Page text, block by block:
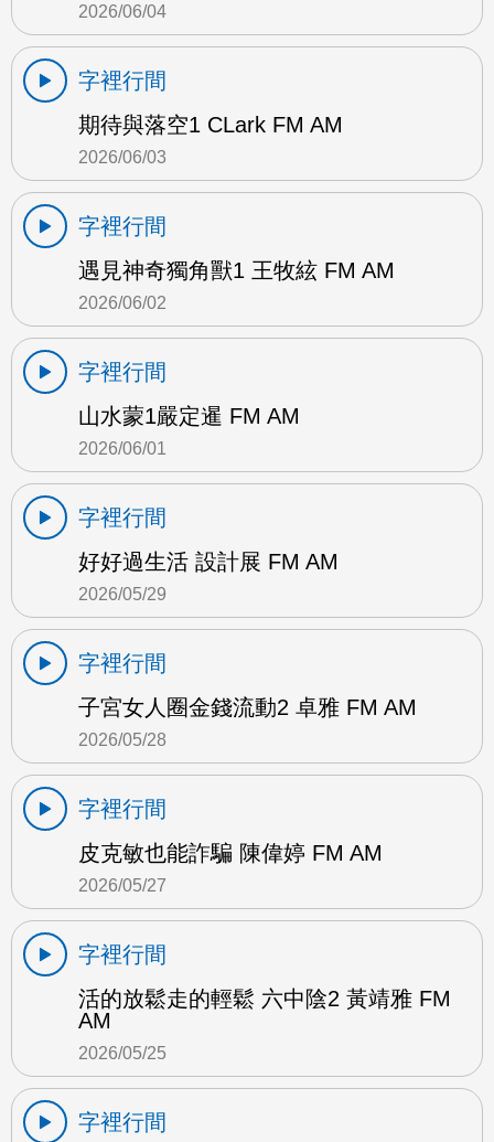
2026/06/04
字裡行間
期待與落空1 CLark FM AM
2026/06/03
字裡行間
遇見神奇獨角獸1 王牧絃 FM AM
2026/06/02
字裡行間
山水蒙1嚴定暹 FM AM
2026/06/01
字裡行間
好好過生活 設計展 FM AM
2026/05/29
字裡行間
子宮女人圈金錢流動2 卓雅 FM AM
2026/05/28
字裡行間
皮克敏也能詐騙 陳偉婷 FM AM
2026/05/27
字裡行間
活的放鬆走的輕鬆 六中陰2 黃靖雅 FM
AM
2026/05/25
字裡行間